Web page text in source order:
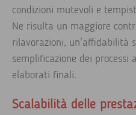
condizioni mutevoli e
Ne risulta un maggiore
rilavorazioni, un'affidabilità
semplificazione dei
elaborati finali.
Scalabilità delle